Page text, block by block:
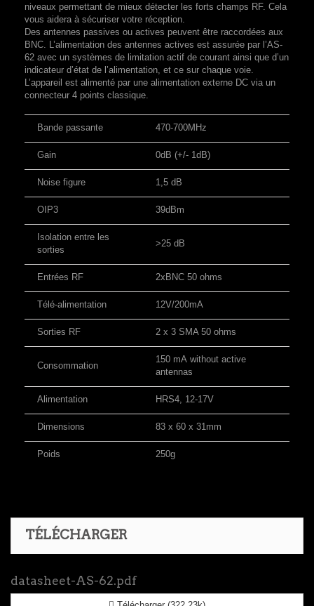
niveaux permettant de mieux détecter les forts champs RF. Cela
vous aidera à sécuriser votre réception.
Des antennes passives ou actives peuvent être raccordées aux
BNC. L’alimentation des antennes actives est assurée par l’AS-
62 avec un systèmes de limitation actif de courant ainsi que d’un
indicateur d’état de l’alimentation, et ce sur chaque voie.
L’appareil est alimenté par une alimentation externe DC via un
connecteur 4 points classique.
Bande passante 470-700MHz
Gain 0dB (+/- 1dB)
Noise figure 1,5 dB
OIP3 39dBm
Isolation entre les
sorties
>25 dB
Entrées RF 2xBNC 50 ohms
Télé-alimentation 12V/200mA
Sorties RF 2 x 3 SMA 50 ohms
Consommation
150 mA without active
antennas
Alimentation HRS4, 12-17V
Dimensions 83 x 60 x 31mm
Poids 250g
TÉLÉCHARGER
datasheet-AS-62.pdf